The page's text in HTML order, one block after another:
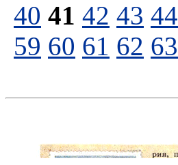
40 41 42 43 44
59 60 61 62 63